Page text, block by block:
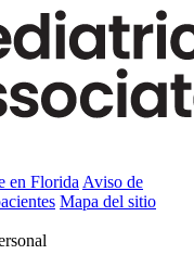
en Florida Aviso de
Mapa del sitio